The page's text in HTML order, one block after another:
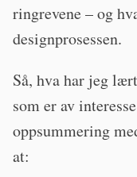
ringrevene – og
designprosessen.
Så, hva har jeg
som er av
oppsummering
at: